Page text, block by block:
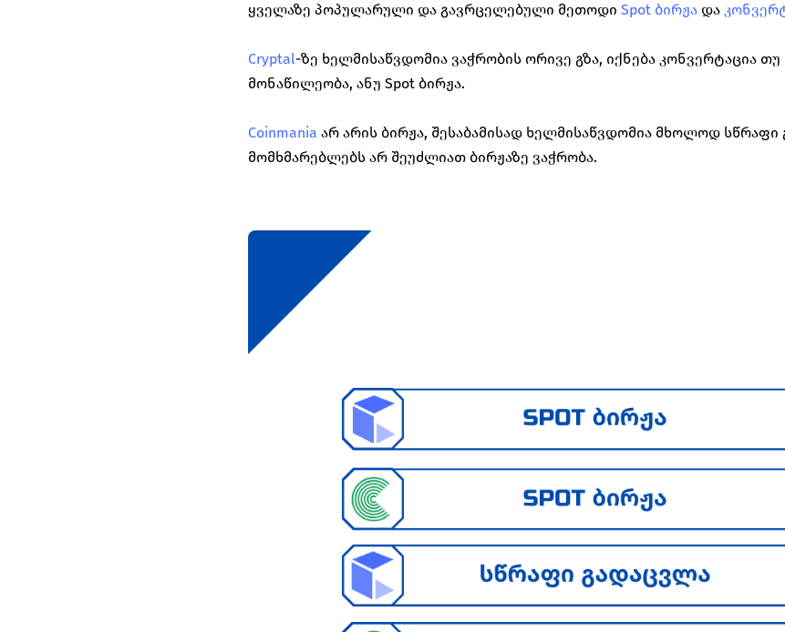
ყველაზე პოპულარული და გავრცელებული მეთოდი Spot ბირჟა და
Cryptal-ზე ხელმისაწვდომია ვაჭრობის ორივე გზა, იქნება კონვერტაცია თუ
მონაწილეობა, ანუ Spot ბირჟა.
Coinmania არ არის ბირჟა, შესაბამისად ხელმისაწვდომია მხოლოდ სწრაფი
მომხმარებლებს არ შეუძლიათ ბირჟაზე ვაჭრობა.